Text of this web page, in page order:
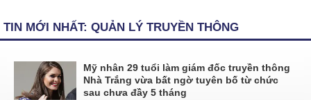
TIN MỚI NHẤT: QUẢN LÝ TRUYỀN THÔNG
Mỹ nhân 29 tuổi làm giám đốc truyền thông
Nhà Trắng vừa bất ngờ tuyên bố từ chức
sau chưa đầy 5 tháng